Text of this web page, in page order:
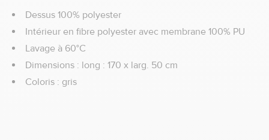
Dessus 100% polyester
Intérieur en fibre polyester avec membrane 100% PU
Lavage à 60°C
Dimensions : long : 170 x larg. 50 cm
Coloris : gris